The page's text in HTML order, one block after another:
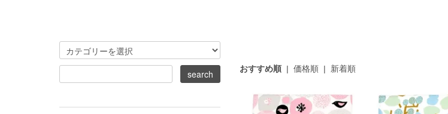
おすすめ順| 価格順| 新着順